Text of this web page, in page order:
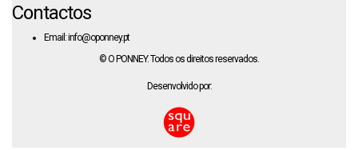
Contactos
Email: info@oponney.pt
© O PONNEY. Todos os direitos reservados.
Desenvolvido por: